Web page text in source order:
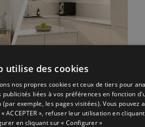
utilise des cookies
nos propres cookies et ceux de tiers pour
liées à vos préférences en fonction
exemple, les pages visitées). Vous pouvez
ACCEPTER », refuser leur utilisation en
en cliquant sur « Configurer »